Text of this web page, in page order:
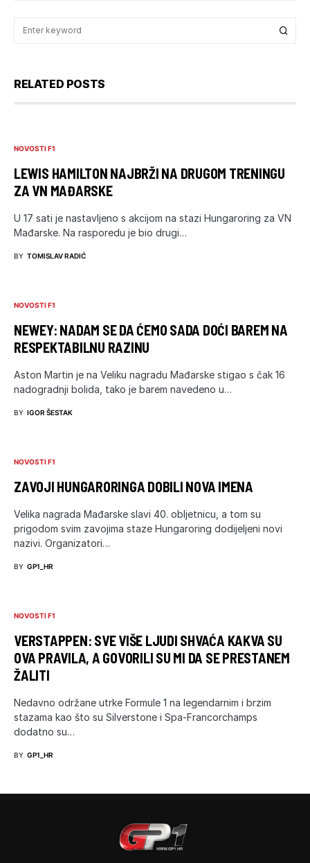
RELATED POSTS
NOVOSTI F1
LEWIS HAMILTON NAJBRŽI NA DRUGOM TRENINGU
ZA VN MAĐARSKE
U 17 sati je nastavljeno s akcijom na stazi Hungaroring za VN
Mađarske. Na rasporedu je bio drugi…
BY TOMISLAV RADIĆ
NOVOSTI F1
NEWEY: NADAM SE DA ĆEMO SADA DOĆI BAREM NA
RESPEKTABILNU RAZINU
Aston Martin je na Veliku nagradu Mađarske stigao s čak 16
nadogradnji bolida, tako je barem navedeno u…
BY IGOR ŠESTAK
NOVOSTI F1
ZAVOJI HUNGARORINGA DOBILI NOVA IMENA
Velika nagrada Mađarske slavi 40. obljetnicu, a tom su
prigodom svim zavojima staze Hungaroring dodijeljeni novi
nazivi. Organizatori…
BY GP1_HR
NOVOSTI F1
VERSTAPPEN: SVE VIŠE LJUDI SHVAĆA KAKVA SU
OVA PRAVILA, A GOVORILI SU MI DA SE PRESTANEM
ŽALITI
Nedavno održane utrke Formule 1 na legendarnim i brzim
stazama kao što su Silverstone i Spa-Francorchamps
dodatno su…
BY GP1_HR